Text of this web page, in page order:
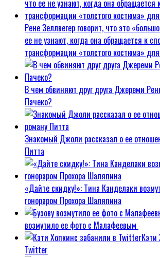
Рене Зеллвегер говорит, что это
ее не узнают, когда она обращается к
трансформации «толстого костюма»
В чем обвиняют друг друга Джереми
Пачеко?
Знакомый Джоли рассказал о ее
Питта
«Дайте скидку!»: Тина Канделаки
гонораром Прохора Шаляпина
возмутило ее фото с Малафеевым
Кэти
Twitter